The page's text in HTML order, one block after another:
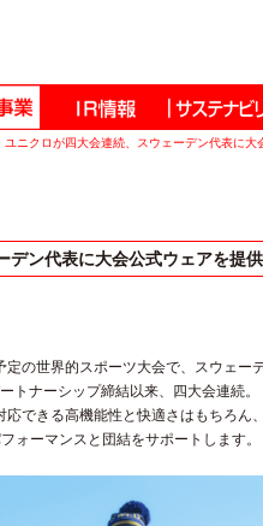
ユニクロが四大会連続、スウェーデン代表に大
デン代表に大会公式ウェアを
定の世界的スポーツ大会で、スウェ
トナーシップ締結以来、四大会連続。
できる高機能性と快適さはもちろ
ォーマンスと団結をサポートします。